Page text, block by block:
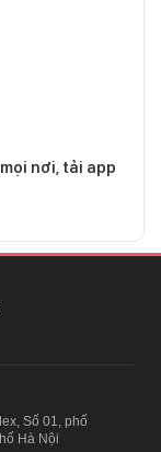
nơi, tải app
Số 01, phố
Hà Nội